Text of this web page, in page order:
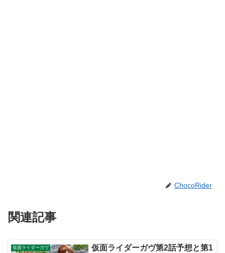
ChocoRider
関連記事
仮面ライダーガヴ
仮面ライダーガヴ第2話予想と第1